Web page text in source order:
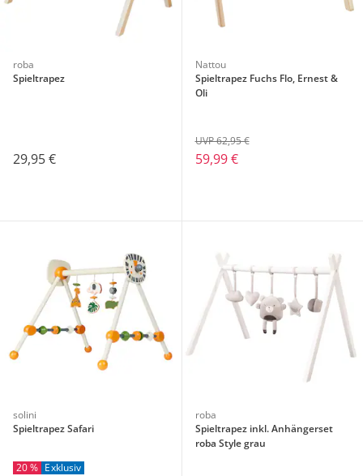
roba
Spieltrapez
29,95 €
Nattou
Spieltrapez Fuchs Flo, Ernest &
Oli
59,99 €
UVP 62,95 €
solini
Spieltrapez Safari
20 % Exklusiv
roba
Spieltrapez inkl. Anhängerset
roba Style grau